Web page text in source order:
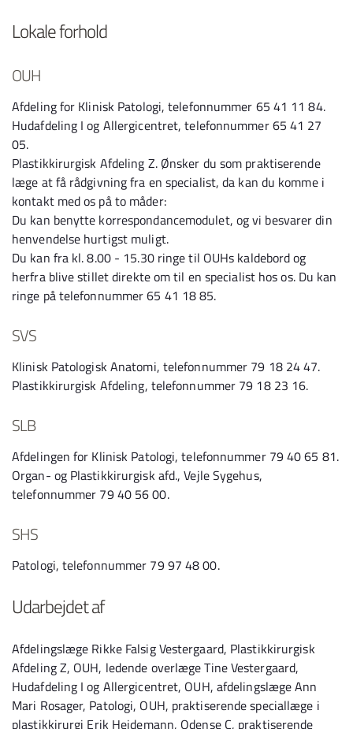
Lokale forhold
OUH
Afdeling for Klinisk Patologi, telefonnummer 65 41 11 84.
Hudafdeling I og Allergicentret, telefonnummer 65 41 27
05.
Plastikkirurgisk Afdeling Z. Ønsker du som praktiserende
læge at få rådgivning fra en specialist, da kan du komme i
kontakt med os på to måder:
Du kan benytte korrespondancemodulet, og vi besvarer din
henvendelse hurtigst muligt.
Du kan fra kl. 8.00 - 15.30 ringe til OUHs kaldebord og
herfra blive stillet direkte om til en specialist hos os. Du kan
ringe på telefonnummer 65 41 18 85.
SVS
Klinisk Patologisk Anatomi, telefonnummer 79 18 24 47.
Plastikkirurgisk Afdeling, telefonnummer 79 18 23 16.
SLB
Afdelingen for Klinisk Patologi, telefonnummer 79 40 65 81.
Organ- og Plastikkirurgisk afd., Vejle Sygehus,
telefonnummer 79 40 56 00.
SHS
Patologi, telefonnummer 79 97 48 00.
Udarbejdet af
Afdelingslæge Rikke Falsig Vestergaard, Plastikkirurgisk
Afdeling Z, OUH, ledende overlæge Tine Vestergaard,
Hudafdeling I og Allergicentret, OUH, afdelingslæge Ann
Mari Rosager, Patologi, OUH, praktiserende speciallæge i
plastikkirurgi Erik Heidemann, Odense C, praktiserende